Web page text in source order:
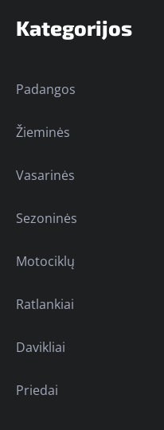
Kategorijos
Padangos
Žieminės
Vasarinės
Sezoninės
Motociklų
Ratlankiai
Davikliai
Priedai